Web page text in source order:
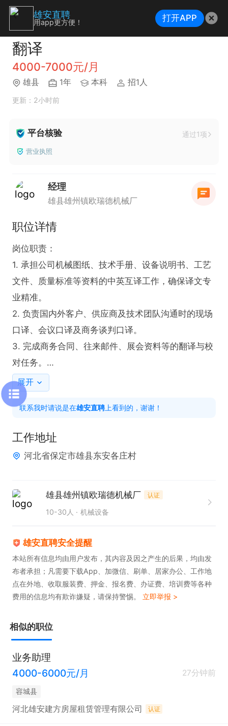
翻译
4000-7000元/月
雄县 1年 本科 招1人
更新：2小时前
平台核验 通过1项
营业执照
经理
雄县雄州镇欧瑞德机械厂
职位详情
岗位职责：
1. 承担公司机械图纸、技术手册、设备说明书、工艺
文件、质量标准等资料的中英互译工作，确保译文专
业精准。
2. 负责国内外客户、供应商及技术团队沟通时的现场
口译、会议口译及商务谈判口译。
3. 完成商务合同、往来邮件、展会资料等的翻译与校
对任务。
4. 依据生产、项目及业务进度，配合完成领导交办的
其他翻译及沟通协调工作。
1. 具备出色的中英互译能力，能够准确翻译各类专业
资料。
及商务谈判口译工作。
3. 熟练掌握商务合同、邮件等文件的翻译与校对技
4. 能够根据业务进度灵活配合，高效完成各项翻译及
沟通协调任务。
5. 持有相关语言等级证书或翻译资格证书者优先。
展开
联系我时请说是在雄安直聘 上看到的，谢谢！
工作地址
河北省保定市雄县东安各庄村
雄县雄州镇欧瑞德机械厂 认证
10-30人 机械设备
雄安直聘安全提醒
本站所有信息均由用户发布，其内容及因之产生的后果，均由发
布者承担；凡需要下载App、加微信、刷单、居家办公、工作地
点在外地、收取服装费、押金、报名费、办证费、培训费等各种
费用的信息均有欺诈嫌疑，请保持警惕。 立即举报 >
相似的职位
业务助理
4000-6000元/月
27分钟前
容城县
河北雄安建方房屋租赁管理有限公司 认证
雄安直聘
用app更方便！ 打开APP